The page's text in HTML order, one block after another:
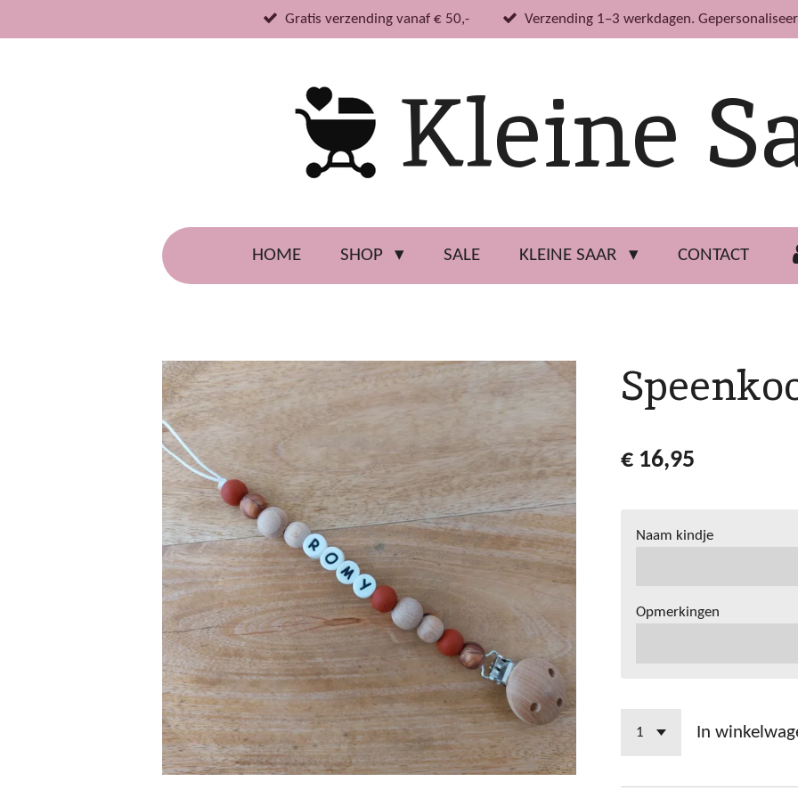
direct
Gratis verzending vanaf € 50,- Verzending 1–3 werkdagen.
Kleine
HOME SHOP SALE KLEINE SAAR CONTACT
€ 16,95
Naam kindje
Opmerkingen
In